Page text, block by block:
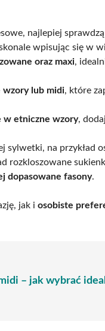
najlepiej
wpisując się w
oraz maxi,
lub midi, które
w etniczne wzory,
na przykład
rozkloszowane
dopasowane fasony.
jak i osobiste
– jak wybrać